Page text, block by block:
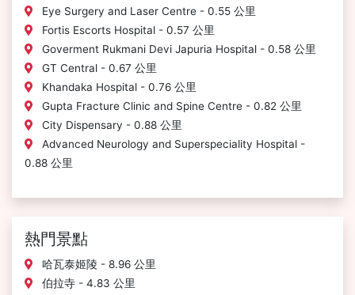
Eye Surgery and Laser Centre - 0.55 公里
Fortis Escorts Hospital - 0.57 公里
Goverment Rukmani Devi Japuria Hospital - 0.58 公里
GT Central - 0.67 公里
Khandaka Hospital - 0.76 公里
Gupta Fracture Clinic and Spine Centre - 0.82 公里
City Dispensary - 0.88 公里
Advanced Neurology and Superspeciality Hospital -
0.88 公里
熱門景點
哈瓦泰姬陵 - 8.96 公里
伯拉寺 - 4.83 公里